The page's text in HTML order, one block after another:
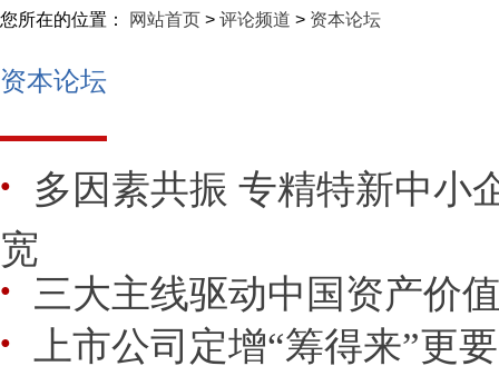
您所在的位置： 网站首页 > 评论频道 > 资本论坛
资本论坛
● 多因素共振 专精特新中小
宽
● 三大主线驱动中国资产价
● 上市公司定增“筹得来”更